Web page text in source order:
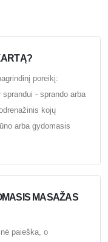
poreikį:
- sprando arba
kojų
arba gydomasis
MASAŽAS
paieška, o